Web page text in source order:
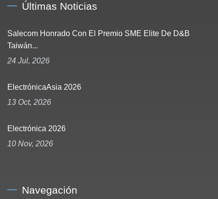
Últimas Noticias
Salecom Honrado Con El Premio SME Elite De D&B
Taiwán...
24 Jul, 2026
ElectrónicaAsia 2026
13 Oct, 2026
Electrónica 2026
10 Nov, 2026
Navegación